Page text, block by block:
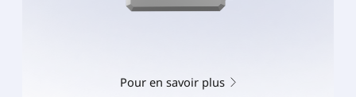
Pour en savoir plus